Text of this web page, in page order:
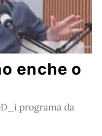
enche o
programa da